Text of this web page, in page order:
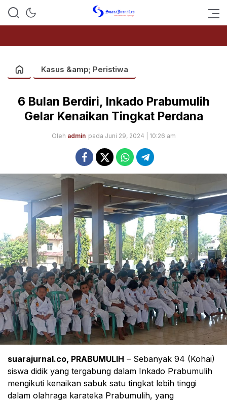
SUARAJURNAL.CO
Kasus &amp; Peristiwa
6 Bulan Berdiri, Inkado Prabumulih
Gelar Kenaikan Tingkat Perdana
Oleh admin pada Juni 29, 2024 | 10:26 am
suarajurnal.co, PRABUMULIH – Sebanyak 94 (Kohai)
siswa didik yang tergabung dalam Inkado Prabumulih
mengikuti kenaikan sabuk satu tingkat lebih tinggi
dalam olahraga karateka Prabumulih, yang